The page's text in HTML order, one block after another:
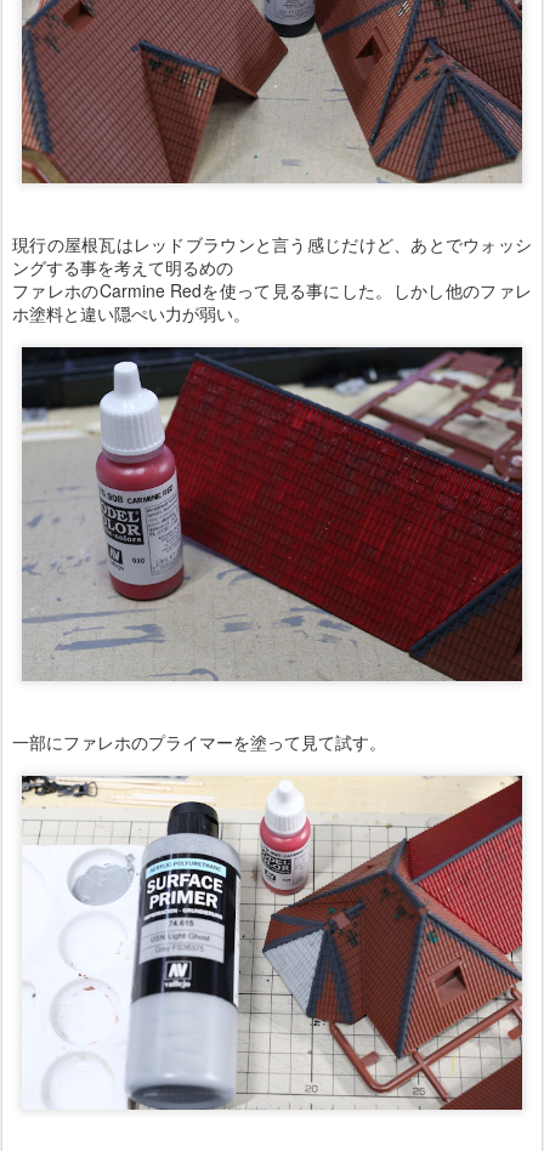
現行の屋根瓦はレッドブラウンと言う感じだけど、あとでウォッシ
ングする事を考えて明るめの
ファレホのCarmine Redを使って見る事にした。しかし他のファレ
ホ塗料と違い隠ぺい力が弱い。
一部にファレホのプライマーを塗って見て試す。